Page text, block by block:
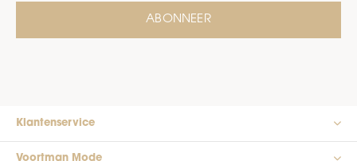
ABONNEER
Klantenservice
Voortman Mode